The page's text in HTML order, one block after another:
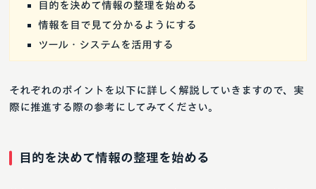
目的を決めて情報の整理を始める
情報を目で見て分かるようにする
ツール・システムを活用する
それぞれのポイントを以下に詳しく解説していきますので、実
際に推進する際の参考にしてみてください。
目的を決めて情報の整理を始める